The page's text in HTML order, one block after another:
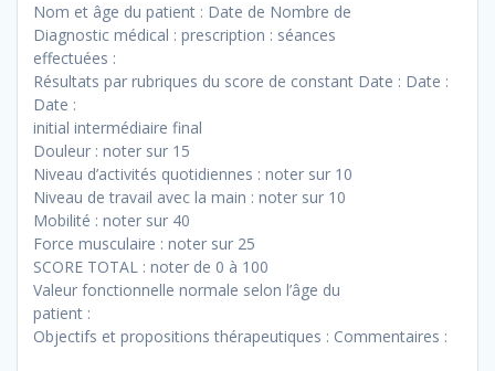
Nom et âge du patient : Date de Nombre de
Diagnostic médical : prescription : séances
effectuées :
Résultats par rubriques du score de constant Date : Date :
Date :
initial intermédiaire final
Douleur : noter sur 15
Niveau d’activités quotidiennes : noter sur 10
Niveau de travail avec la main : noter sur 10
Mobilité : noter sur 40
Force musculaire : noter sur 25
SCORE TOTAL : noter de 0 à 100
Valeur fonctionnelle normale selon l’âge du
patient :
Objectifs et propositions thérapeutiques : Commentaires :